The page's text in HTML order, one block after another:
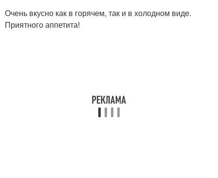
Очень вкусно как в горячем, так и в холодном виде.
Приятного аппетита!